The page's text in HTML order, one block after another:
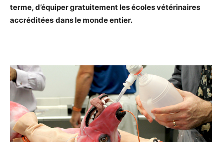
terme, d’équiper gratuitement les écoles vétérinaires
accréditées dans le monde entier.